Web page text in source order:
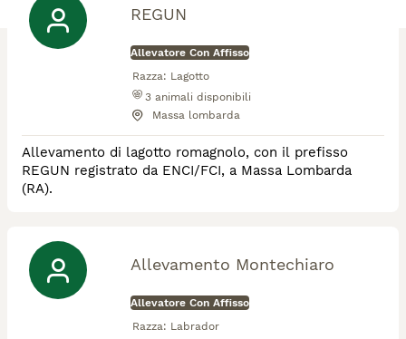
e Chihuahua con regolare affisso ENFI…siamo
pazzamente innamorati die nostri pelosi ♥️
REGUN
Allevatore Con Affisso
Razza: Lagotto
3 animali disponibili
Massa lombarda
Allevamento di lagotto romagnolo, con il prefisso
REGUN registrato da ENCI/FCI, a Massa Lombarda
(RA).
Allevamento Montechiaro
Allevatore Con Affisso
Razza: Labrador